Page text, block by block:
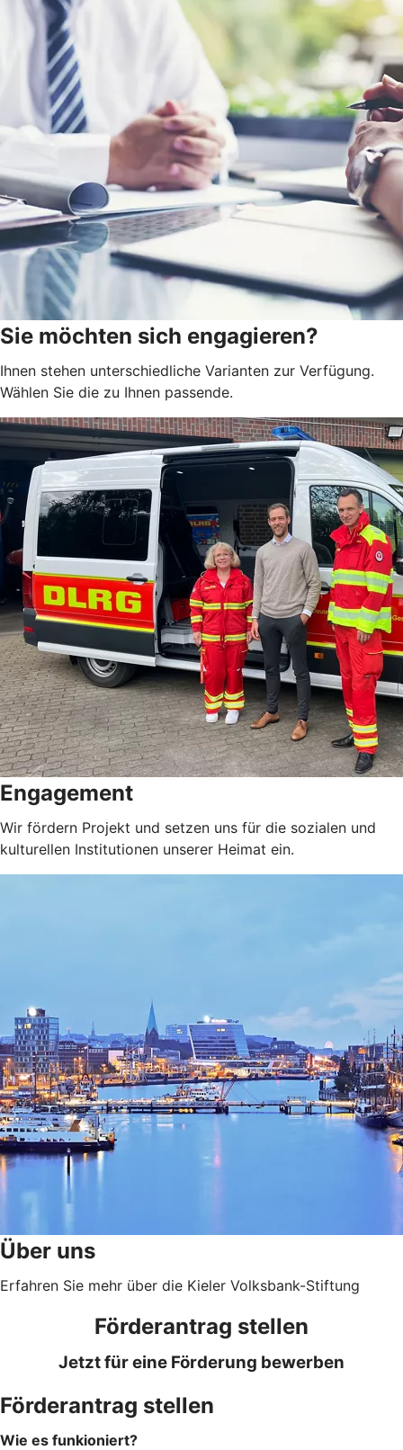
Sie möchten sich engagieren?
Ihnen stehen unterschiedliche Varianten zur Verfügung.
Wählen Sie die zu Ihnen passende.
Engagement
Wir fördern Projekt und setzen uns für die sozialen und
kulturellen Institutionen unserer Heimat ein.
Über uns
Erfahren Sie mehr über die Kieler Volksbank-Stiftung
Förderantrag stellen
Jetzt für eine Förderung bewerben
Förderantrag stellen
Wie es funkioniert?